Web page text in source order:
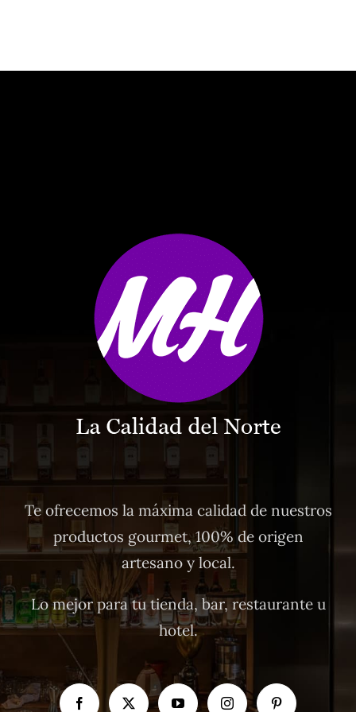
Te ofrecemos la máxima calidad de nuestros
productos gourmet, 100% de origen
artesano y local.
Lo mejor para tu tienda, bar, restaurante u
hotel.